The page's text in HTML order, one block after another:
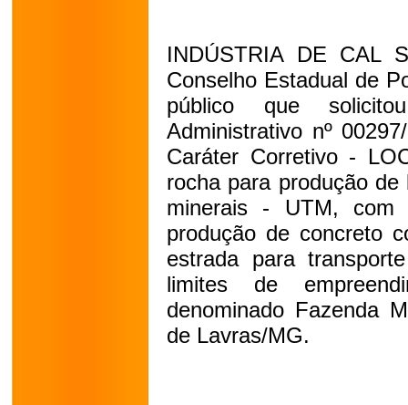
INDÚSTRIA DE CAL
Conselho Estadual de
público que
Administrativo nº
Caráter Corretivo -
rocha para produção
minerais - UTM, com
produção de concreto
estrada para
limites de
denominado Fazenda
de Lavras/MG.